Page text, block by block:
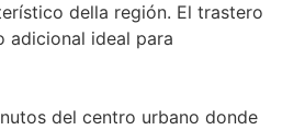
della región. El trastero
adicional ideal para
del centro urbano donde